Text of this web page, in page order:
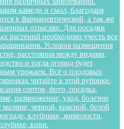
камеди и смол, благодаря
в фармацевтической, а так же
отраслях. Для посадки
растений необходимо учесть все
Условия размещения
расстояния между видами,
и тогда огород будет
урожаем. Всё о плодовых
читайте в этой рубрике.
сортов, фото, посадка,
размножение, уход, болезни
малине, черной, красной, белой
клубнике, жимолости,
киви.